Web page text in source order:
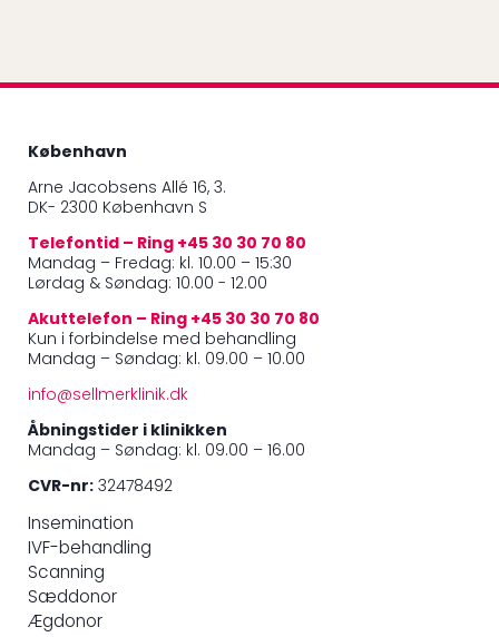
København
Arne Jacobsens Allé 16, 3.
DK- 2300 København S
Telefontid – Ring +45 30 30 70 80
Mandag – Fredag: kl. 10.00 – 15:30
Lørdag & Søndag: 10.00 - 12.00
Akuttelefon – Ring +45 30 30 70 80
Kun i forbindelse med behandling
Mandag – Søndag: kl. 09.00 – 10.00
info@sellmerklinik.dk
Åbningstider i klinikken
Mandag – Søndag: kl. 09.00 – 16.00
CVR-nr: 32478492
Insemination
IVF-behandling
Scanning
Sæddonor
Ægdonor